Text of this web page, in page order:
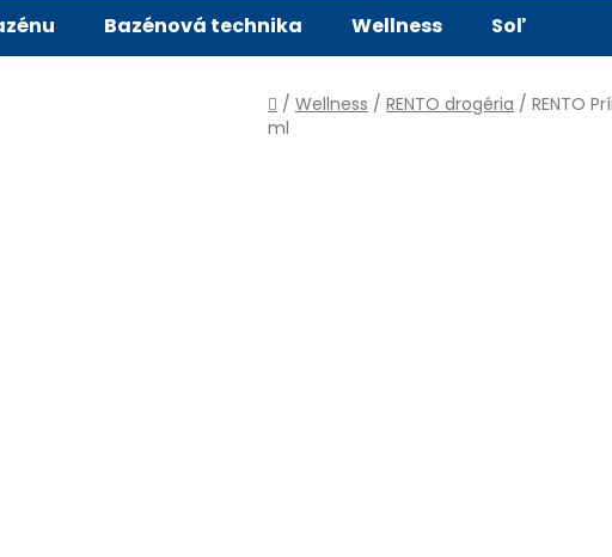
Bazénová technika Wellness Soľ
Domov
/ Wellness / RENTO drogéria / RENTO
ml